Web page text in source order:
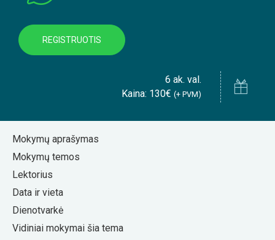
REGISTRUOTIS
6 ak. val.
Kaina: 130€ (+ PVM)
Mokymų aprašymas
Mokymų temos
Lektorius
Data ir vieta
Dienotvarkė
Vidiniai mokymai šia tema